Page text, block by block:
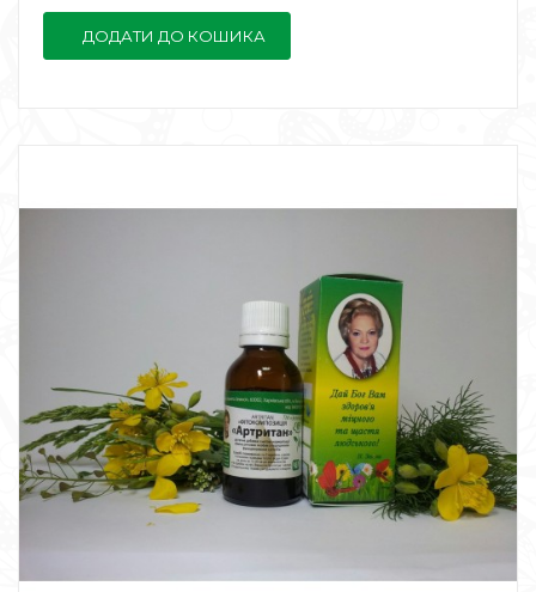
ДОДАТИ ДО КОШИКА